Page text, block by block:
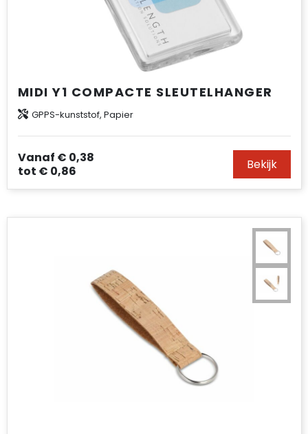
MIDI Y1 COMPACTE SLEUTELHANGER
GPPS-kunststof, Papier
Vanaf € 0,38
tot € 0,86 Bekijk